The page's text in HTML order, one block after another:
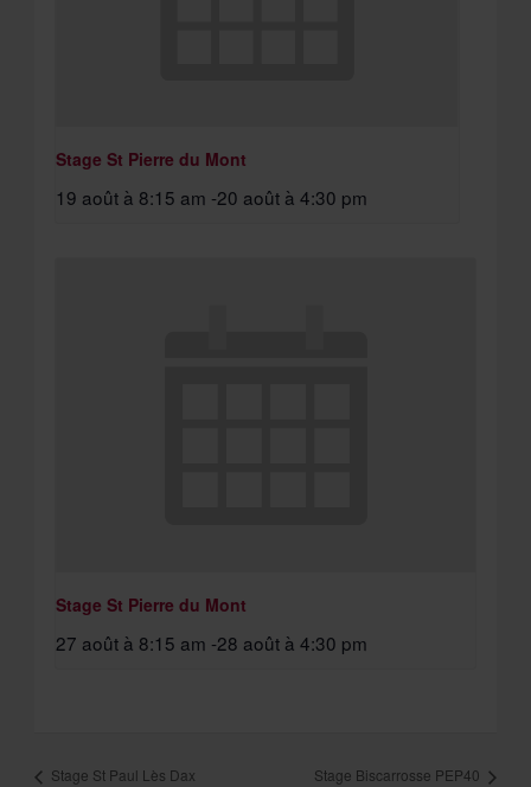
Stage St Pierre du Mont
19 août à 8:15 am -20 août à 4:30 pm
Stage St Pierre du Mont
27 août à 8:15 am -28 août à 4:30 pm
Stage St Paul Lès Dax Stage Biscarrosse PEP40